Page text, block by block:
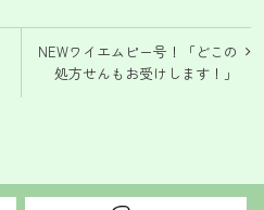
NEWワイエムピー号！「どこの
処方せんもお受けします！」